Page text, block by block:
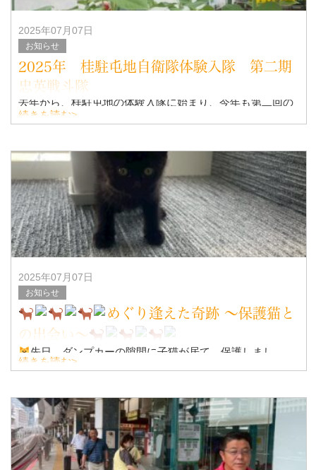
2025年07月07日
お知らせ
2025年 桂駐屯地自衛隊体験入隊 第二期
忠英戦斗隊
去年から、桂駐屯地の体験入隊に始まり、今年も第二回の
体験入隊が開催されました。
めっちゃ、いい経験になりました(｀･ω･´)ゞ
続きを読む>
2025年07月07日
お知らせ
めぐり逢えた奇跡 〜保護猫と
の出会い〜
先日、ダンプカーの隙間に子猫が居て、保護しまし
た！！
りました！！
今後は、インスタグラム等にアップして、
続きを読む>